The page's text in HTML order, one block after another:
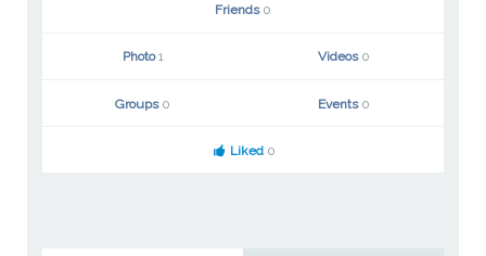
Friends 0
Photo1 Videos 0
Groups 0 Events 0
Liked 0